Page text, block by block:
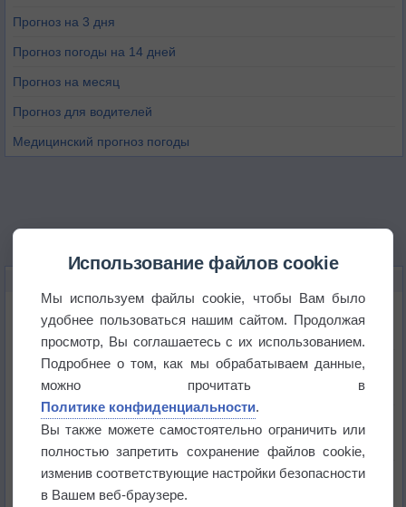
Прогноз на 3 дня
Прогноз погоды на 14 дней
Прогноз на месяц
Прогноз для водителей
Медицинский прогноз погоды
Дневная температура воздуха в ОАЭ превысила
+51°
Европейские столицы бьют рекорды жары
Впервые за 155 лет в Лондоне в течение месяца
не выпадал дождь
Лето продолжит щедро раздавать своё тепло!
Использование файлов cookie
Мы используем файлы cookie, чтобы Вам было
удобнее пользоваться нашим сайтом. Продолжая
просмотр, Вы соглашаетесь с их использованием.
Подробнее о том, как мы обрабатываем данные,
можно прочитать в
Политике конфиденциальности.
Вы также можете самостоятельно ограничить или
полностью запретить сохранение файлов cookie,
изменив соответствующие настройки безопасности
в Вашем веб-браузере.